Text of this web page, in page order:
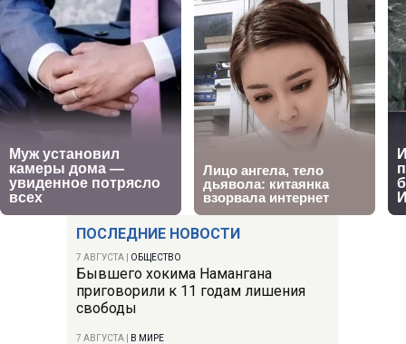
ПОСЛЕДНИЕ НОВОСТИ
7 АВГУСТА ОБЩЕСТВО
Бывшего хокима Намангана
приговорили к 11 годам лишения
свободы
7 АВГУСТА В МИРЕ